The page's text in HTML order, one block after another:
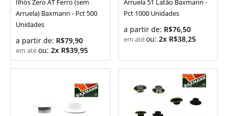
Ilhós Zero AT Ferro (sem
Arruela) Baxmann - Pct 500
Unidades
a partir de: R$79,90
ou: 2x R$39,95
Arruela 51 Latão Baxmann -
Pct 1000 Unidades
a partir de: R$76,50
ou: 2x R$38,25